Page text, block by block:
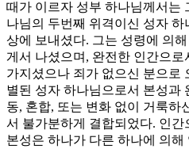
때가 이르자 성부 하나님께서는
나님의 두번째 위격이신 성자 하
상에 보내셨다. 그는 성령에 의
게서 나셨으며, 완전한 인간으
가지셨으나 죄가 없으신 분으로
별된 성자 하나님으로서 본성과
동, 혼합, 또는 변화 없이 거룩하
서 불가분하게 결합되었다. 인
본성은 하나가 다른 하나에 의해